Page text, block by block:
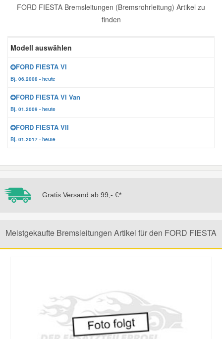
FORD FIESTA Bremsleitungen (Bremsrohrleitung) Artikel zu
finden
Modell auswählen
FORD FIESTA VI
Bj. 06.2008 - heute
FORD FIESTA VI Van
Bj. 01.2009 - heute
FORD FIESTA VII
Bj. 01.2017 - heute
Gratis Versand ab 99,- €*
Meistgekaufte Bremsleitungen Artikel für den FORD FIESTA
Zündanlage und Glühanlage
Karosserie Werkzeug
Werkstattbedarf
Winter-Autozubehör
Daihatsu Ersatzteile
Honda Ersatzteile
Hyundai Ersatzteile
Kia Ersatzteile
Mini Ersatzteile
Mitsubishi Ersatzteile